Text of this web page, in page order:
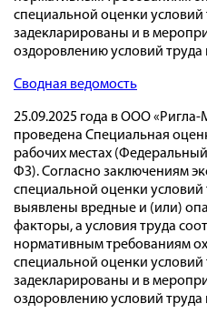
специальной оценки условий
задекларированы и в
оздоровлению условий труда
Сводная ведомость
25.09.2025 года в ООО «Ригла-
проведена Специальная
рабочих местах
ФЗ). Согласно заключениям
специальной оценки условий
выявлены вредные и (или)
факторы, а условия труда
нормативным требованиям
специальной оценки условий
задекларированы и в
оздоровлению условий труда